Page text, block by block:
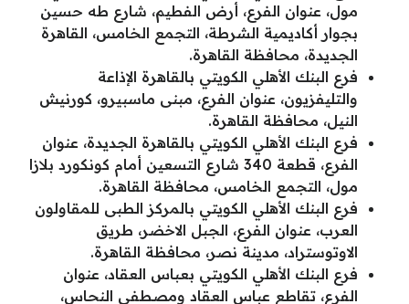
مول، عنوان الفرع، أرض الفطيم، شارع طه حسين
بجوار أكاديمية الشرطة، التجمع الخامس، القاهرة
الجديدة، محافظة القاهرة.
فرع البنك الأهلي الكويتي بالقاهرة الإذاعة
والتليفزيون، عنوان الفرع، مبنى ماسبيرو، كورنيش
النيل، محافظة القاهرة.
فرع البنك الأهلي الكويتي بالقاهرة الجديدة، عنوان
الفرع، قطعة 340 شارع التسعين أمام كونكورد بلازا
مول، التجمع الخامس، محافظة القاهرة.
فرع البنك الأهلي الكويتي بالمركز الطبى للمقاولون
العرب، عنوان الفرع، الجبل الاخضر، طريق
الاوتوستراد، مدينة نصر، محافظة القاهرة.
فرع البنك الأهلي الكويتي بعباس العقاد، عنوان
الفرع، تقاطع عباس العقاد ومصطفي النحاس،